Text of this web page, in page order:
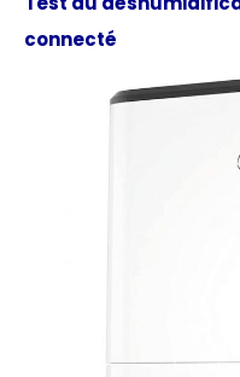
connecté